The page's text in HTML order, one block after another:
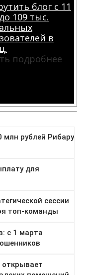
блог с 11
109 тыс.
в
подробнее